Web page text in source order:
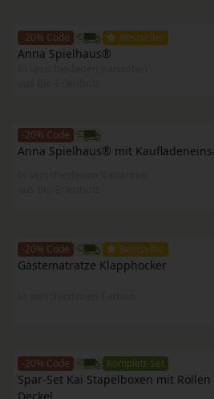
-20% Code Bestseller
Anna Spielhaus®
-20% Code
Anna Spielhaus® mit
-20% Code Bestseller
Gästematratze Klapphocker
-20% Code Komplett-Set
Spar-Set Kai Stapelboxen mit Rollen